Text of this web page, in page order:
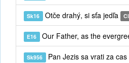
Sk16 Otče drahý, si sťa jedľa
E16 Our Father, as the
Sk956 Pan Jezis sa vrati za cas